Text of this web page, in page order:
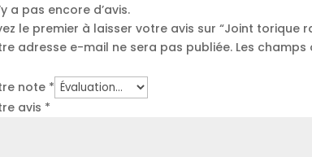
a pas encore d’avis.
le premier à laisser votre avis sur “Joint torique
adresse e-mail ne sera pas publiée. Les
note *
avis *